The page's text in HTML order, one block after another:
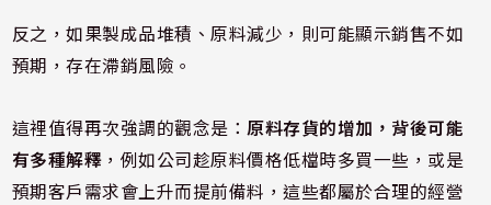
反之，如果製成品堆積、原料減少，則可能顯示銷售不如
預期，存在滯銷風險。
這裡值得再次強調的觀念是：原料存貨的增加，背後可能
有多種解釋 ，例如公司趁原料價格低檔時多買一些，或是
預期客戶需求會上升而提前備料，這些都屬於合理的經營